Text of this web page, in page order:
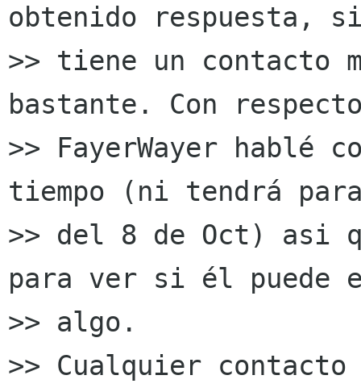
obtenido respuesta,
>> tiene un contacto
bastante. Con
>> FayerWayer hablé
tiempo (ni tendrá
>> del 8 de Oct) asi
para ver si él puede
>> algo.
>> Cualquier